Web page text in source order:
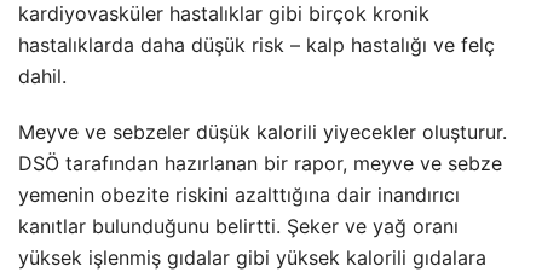
kardiyovasküler hastalıklar gibi birçok kronik
hastalıklarda daha düşük risk – kalp hastalığı ve felç
dahil.
Meyve ve sebzeler düşük kalorili yiyecekler oluşturur.
DSÖ tarafından hazırlanan bir rapor, meyve ve sebze
yemenin obezite riskini azalttığına dair inandırıcı
kanıtlar bulunduğunu belirtti. Şeker ve yağ oranı
yüksek işlenmiş gıdalar gibi yüksek kalorili gıdalara